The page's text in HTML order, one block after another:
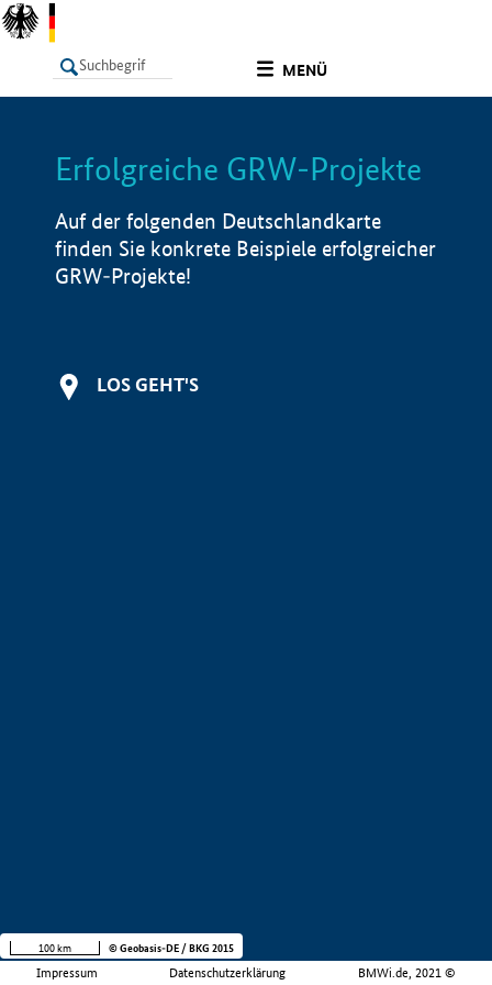
MENÜ
LISTE Info
Erfolgreiche GRW-Projekte
Auf der folgenden Deutschlandkarte
finden Sie konkrete Beispiele erfolgreicher
GRW-Projekte!
LOS GEHT'S
Impressum Datenschutzerklärung BMWi.de, 2021 ©
100 km © Geobasis-DE / BKG 2015